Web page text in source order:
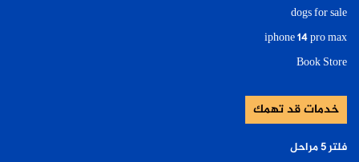
dogs for sale
iphone 14 pro max
Book Store
خدمات قد تهمك
فلتر ٥ مراحل